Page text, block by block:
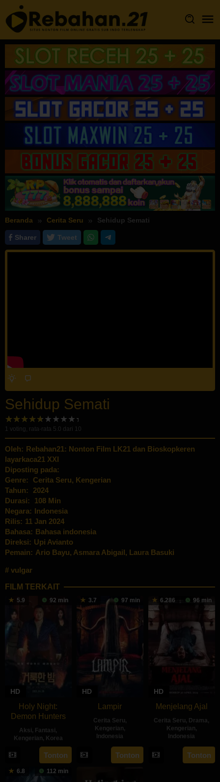
Loncat
ke
konten
Beranda Cerita Seru Sehidup Semati
Sharer Tweet
Sehidup Semati
1 voting, rata-rata 5.0 dari 10
Oleh: Rebahan21: Nonton Film LK21 dan Bioskopkeren
layarkaca21 XXI
Diposting pada:
Genre:
Cerita Seru, Kengerian
Tahun:
2024
Durasi:
108 Min
Negara: Indonesia
Rilis: 11 Jan 2024
Bahasa: Bahasa indonesia
Direksi: Upi Avianto
Pemain: Ario Bayu, Asmara Abigail, Laura Basuki
vulgar
FILM TERKAIT
5.9 92 min
HD
Holy Night:
Demon Hunters
Aksi, Fantasi,
Kengerian, Korea
30
Apr
2025
Lim
Dae-
hee
Tonton
3.7 97 min
HD
Lampir
Cerita Seru,
Kengerian,
Indonesia
14
Feb
Kenny
Gulardi
Tonton
6.286 96 min
HD
Menjelang Ajal
Cerita Seru, Drama,
Kengerian,
Indonesia
30
Apr
Hadrah
Daeng
Tonton
6.8 112 min